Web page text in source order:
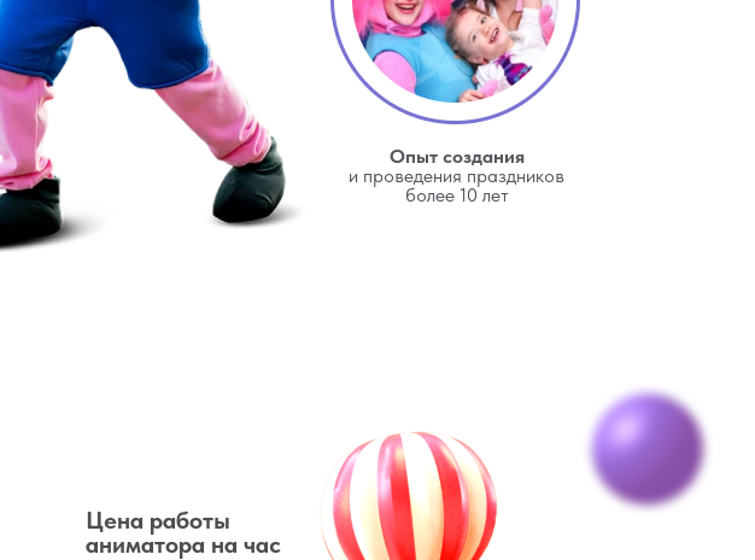
Опыт создания
и проведения праздников
более 10 лет
Цена работы
аниматора на час